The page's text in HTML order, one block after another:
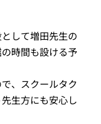
して増田先生の
の時間も設ける予
、スクールタク
生方にも安心し